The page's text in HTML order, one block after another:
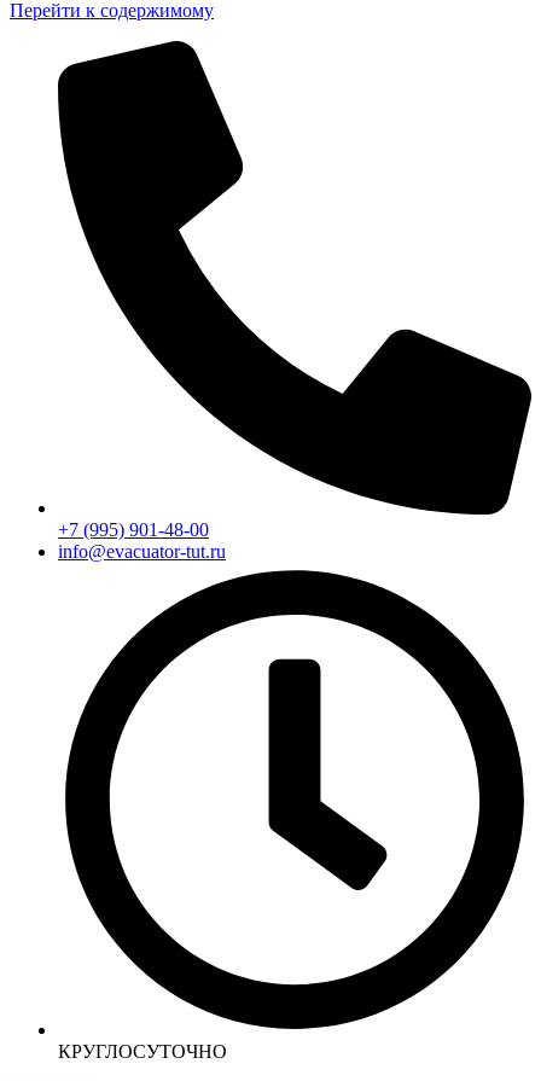
Перейти к содержимому
+7 (995) 901-48-00
info@evacuator-tut.ru
КРУГЛОСУТОЧНО